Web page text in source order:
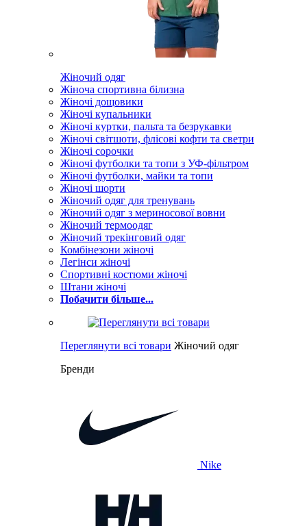
Жіночий одяг
Жіноча спортивна білизна
Жіночі дощовики
Жіночі купальники
Жіночі куртки, пальта та безрукавки
Жіночі світшоти, флісові кофти та светри
Жіночі сорочки
Жіночі футболки та топи з УФ-фільтром
Жіночі футболки, майки та топи
Жіночі шорти
Жіночий одяг для тренувань
Жіночий одяг з мериносової вовни
Жіночий термоодяг
Жіночий трекінговий одяг
Комбінезони жіночі
Легінси жіночі
Спортивні костюми жіночі
Штани жіночі
Побачити більше...
Переглянути всі товари Жіночий одяг
Бренди
Nike